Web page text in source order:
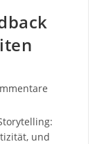
und